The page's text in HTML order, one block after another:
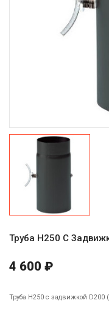
Труба H250 С
4 600 ₽
Труба H250 с задвижкой